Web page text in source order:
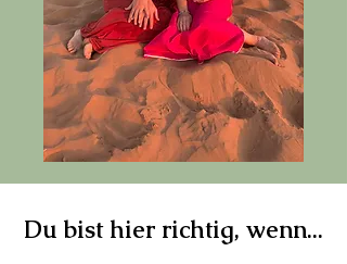
Du bist hier richtig, wenn...